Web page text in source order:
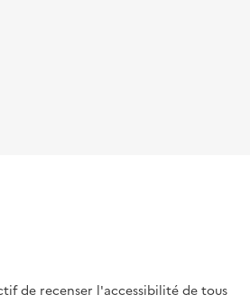
de recenser l'accessibilité de tous